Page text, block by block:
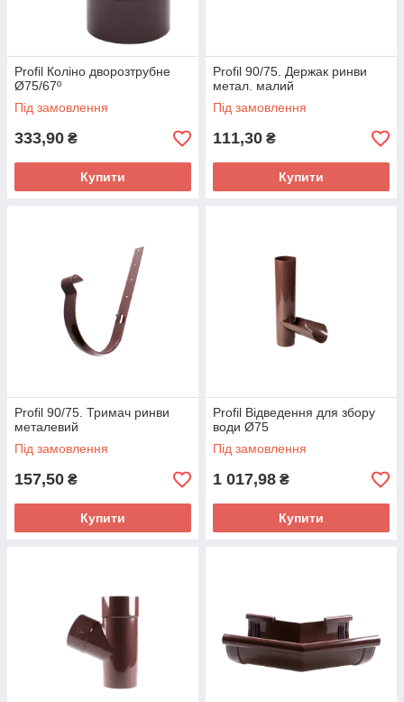
Profil Коліно дворозтрубне
Ø75/67º
Під замовлення
333,90 ₴
Купити
Profil 90/75. Держак ринви
метал. малий
Під замовлення
111,30 ₴
Купити
Profil 90/75. Тримач ринви
металевий
Під замовлення
157,50 ₴
Купити
Profil Відведення для збору
води Ø75
Під замовлення
1 017,98 ₴
Купити